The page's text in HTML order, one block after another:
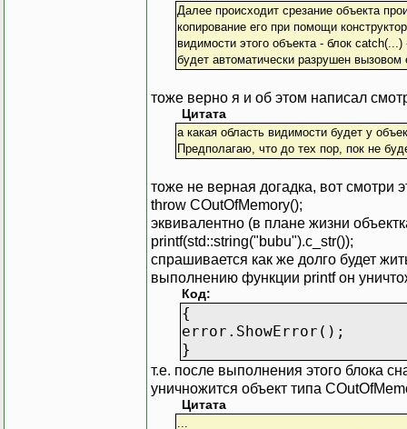
Далее происходит срезание объекта
копирование его при помощи
видимости этого объекта - блок
будет автоматически разрушен вызовом
тоже верно я и об этом написал
Цитата
а какая область видимости будет у
Предполагаю, что до тех пор, пок не
тоже не верная догадка, вот смотри
throw COutOfMemory();
эквивалентно (в плане жизни
printf(std::string("bubu").c_str());
спрашивается как же долго будет
выполнению функции printf он
Код:
{
error.ShowError();
}
т.е. после выполнения этого блока
уничножится объект типа
Цитата